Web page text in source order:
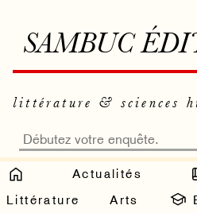
SAMBUC
littérature & sciences
Actualités
Littérature
Arts